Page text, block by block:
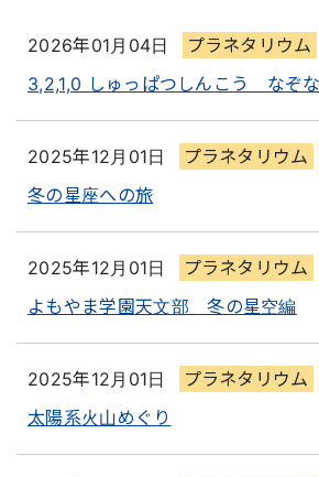
2026年01月04日 プラネタリウム
3,2,1,0 しゅっぱつしんこう なぞ
2025年12月01日 プラネタリウム
冬の星座への旅
2025年12月01日 プラネタリウム
よもやま学園天文部 冬の星空編
2025年12月01日 プラネタリウム
太陽系火山めぐり